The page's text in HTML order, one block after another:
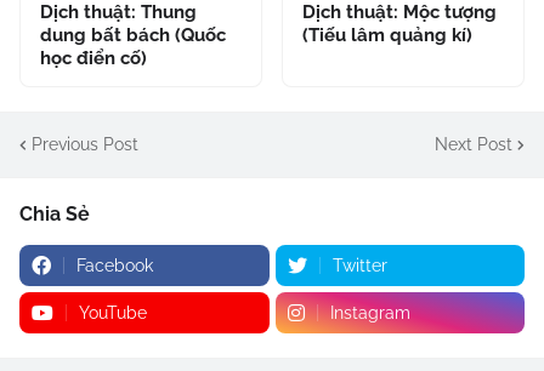
Dịch thuật: Thung
dung bất bách (Quốc
học điển cố)
Dịch thuật: Mộc tượng
(Tiếu lâm quảng kí)
Previous Post Next Post
Chia Sẻ
Facebook Twitter
YouTube Instagram